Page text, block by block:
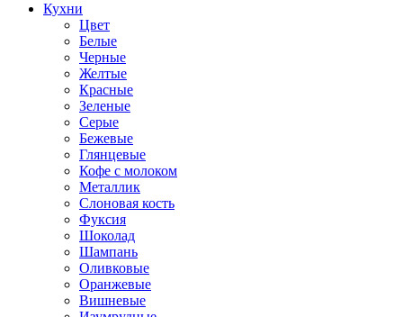
Кухни
Цвет
Белые
Черные
Желтые
Красные
Зеленые
Серые
Бежевые
Глянцевые
Кофе с молоком
Металлик
Слоновая кость
Фуксия
Шоколад
Шампань
Оливковые
Оранжевые
Вишневые